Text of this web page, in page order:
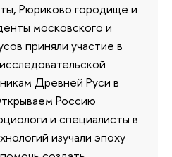
Рюриково городище и
московского и
приняли участие в
Древней Руси в
Россию
и специалисты в
изучали эпоху